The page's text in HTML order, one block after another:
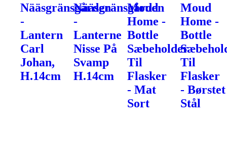
Nääsgränsgården
-
Lantern
Carl
Johan,
H.14cm
Nääsgränsgården
-
Lanterne
Nisse På
Svamp
H.14cm
Moud
Home -
Bottle
Sæbeholder
Til
Flasker
- Mat
Sort
Moud
Home -
Bottle
Til
Flasker
- Børstet
Stål